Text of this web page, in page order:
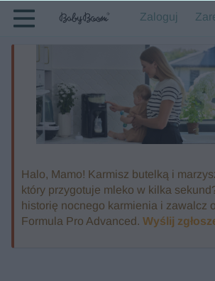
Zaloguj
Halo, Mamo! Karmisz butelką i
który przygotuje mleko w kilka
historię nocnego karmienia i zawalcz
Formula Pro Advanced. Wyślij